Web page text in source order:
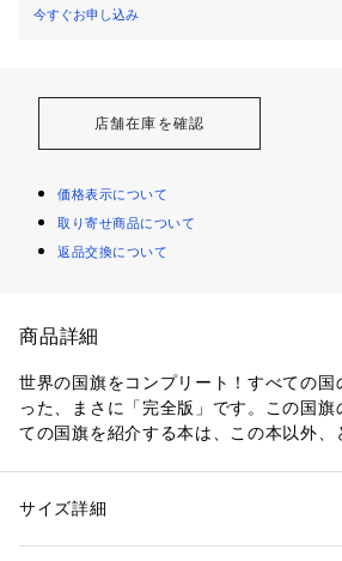
今すぐお申し込み
店舗在庫を確認
価格表示について
取り寄せ商品について
返品交換について
商品詳細
世界の国旗をコンプリート！すべての
った、まさに「完全版」です。この国
ての国旗を紹介する本は、この本以外、
いまで、しっかり伝わります。そのお
性別：レディース
素材：紙
サイズ詳細